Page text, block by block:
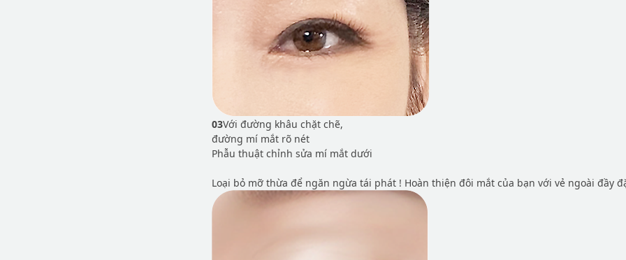
03Với đường khâu chặt chẽ,
đường mí mắt rõ nét
Phẫu thuật chỉnh sửa mí mắt dưới
Loại bỏ mỡ thừa để ngăn ngừa tái phát ! Hoàn thiện đôi mắt của bạn với vẻ ngoài đầy